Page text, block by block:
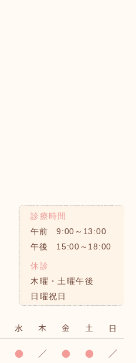
診療時間
午前 9:00～13:00
午後 15:00～18:00
休診
木曜・土曜午後
日曜祝日
水 木 金 土 日
● ／ ● ● ／